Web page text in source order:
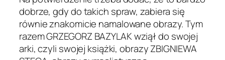
dobrze, gdy do takich spraw, zabiera się
równie znakomicie namalowane obrazy. Tym
razem GRZEGORZ BAZYLAK wziął do swojej
arki, czyli swojej książki, obrazy ZBIGNIEWA